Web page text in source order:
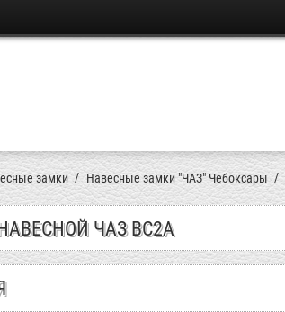
замки Навесные замки "ЧАЗ" Чебоксары
ЧАЗ ВС2А